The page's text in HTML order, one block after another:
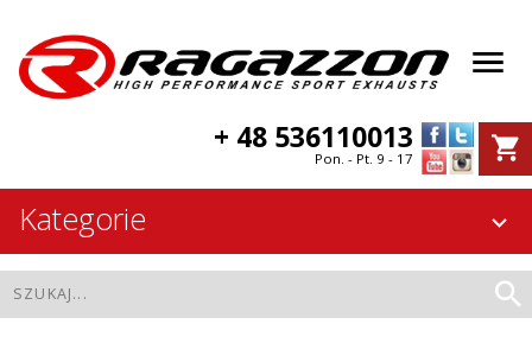
+ 48 536110013
Pon. - Pt. 9 - 17
Kategorie